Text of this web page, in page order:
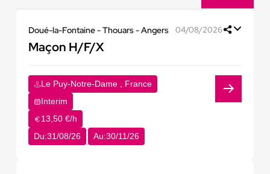
Doué-la-Fontaine - Thouars - Angers 04/08/2026
Maçon H/F/X
Le Puy-Notre-Dame , France
Interim
13,50 €/h
Du:31/08/26 Au:30/11/26